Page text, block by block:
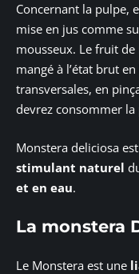
Concernant la pulpe,
mise en jus comme
mousseux. Le fruit
mangé à l’état brut
transversales, en
devrez consommer
Monstera deliciosa
stimulant naturel
et en eau.
La monstera
Le Monstera est une